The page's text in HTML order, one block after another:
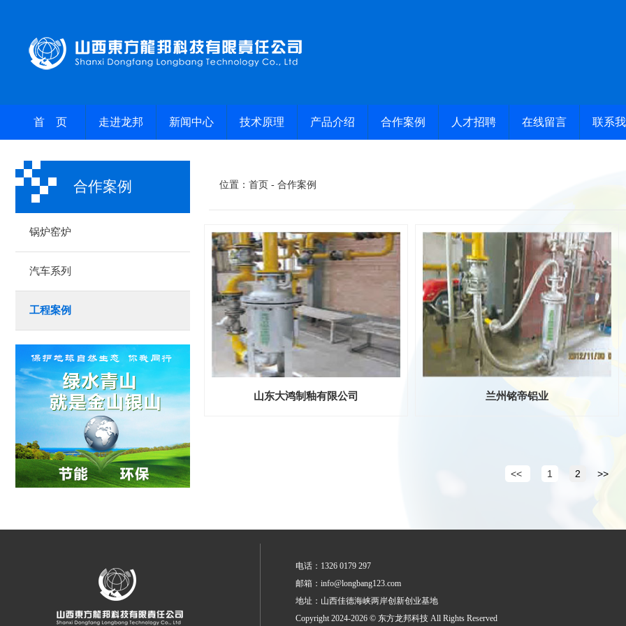
首 页 走进龙邦 新闻中心 技术原理 产品介绍 合作案例 人才招聘 在线留言 联系
合作案例
锅炉窑炉
汽车系列
工程案例
位置： 首页 - 合作案例
山东大鸿制釉有限公司 兰州铭帝铝业
<< 1 2 >>
电话：1326 0179 297
邮箱：info@longbang123.com
地址：山西佳德海峡两岸创新创业基地
Copyright 2024-2026 © 东方龙邦科技 All Rights Reserved